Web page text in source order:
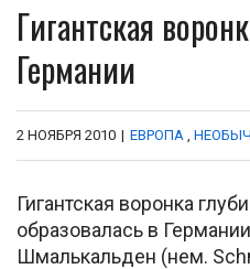
Гигантская
Германии
2 НОЯБРЯ 2010 | ЕВРОПА ,
Гигантская воронка
образовалась в
Шмалькальден (нем.